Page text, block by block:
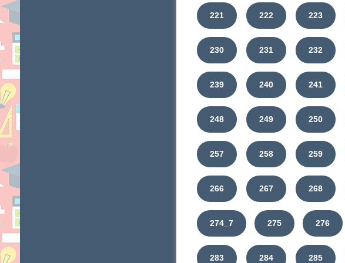
221 222 223
230 231 232
239 240 241
248 249 250
257 258 259
266 267 268
274_7 275 276
283 284 285